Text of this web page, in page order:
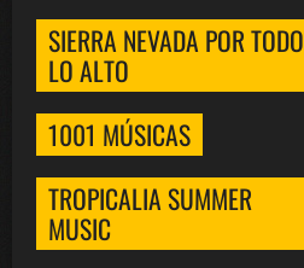
SIERRA NEVADA POR TODO
LO ALTO
1001 MÚSICAS
TROPICALIA SUMMER
MUSIC